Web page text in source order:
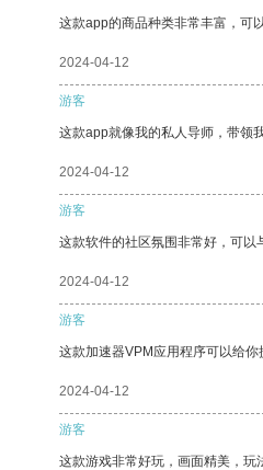
这款app的商品种类非常丰富，可
2024-04-12
游客
这款app就像我的私人导师，带领
2024-04-12
游客
这款软件的社区氛围非常好，可以
2024-04-12
游客
这款加速器VPM应用程序可以给你
2024-04-12
游客
这款游戏非常好玩，画面精美，玩